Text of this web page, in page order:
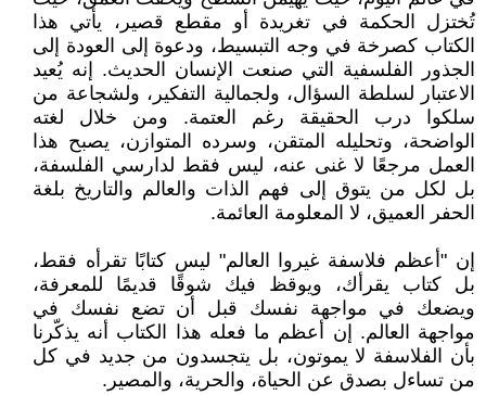
تُختزل الحكمة في تغريدة أو مقطع قصير، يأتي هذا
الكتاب كصرخة في وجه التبسيط، ودعوة إلى العودة إلى
الجذور الفلسفية التي صنعت الإنسان الحديث. إنه يُعيد
الاعتبار لسلطة السؤال، ولجمالية التفكير، ولشجاعة من
سلكوا درب الحقيقة رغم العتمة. ومن خلال لغته
الواضحة، وتحليله المتقن، وسرده المتوازن، يصبح هذا
العمل مرجعًا لا غنى عنه، ليس فقط لدارسي الفلسفة،
بل لكل من يتوق إلى فهم الذات والعالم والتاريخ بلغة
الحفر العميق، لا المعلومة العائمة.
إن "أعظم فلاسفة غيروا العالم" ليس كتابًا تقرأه فقط،
بل كتاب يقرأك، ويوقظ فيك شوقًا قديمًا للمعرفة،
ويضعك في مواجهة نفسك قبل أن تضع نفسك في
مواجهة العالم. إن أعظم ما فعله هذا الكتاب أنه يذكّرنا
بأن الفلاسفة لا يموتون، بل يتجسدون من جديد في كل
من تساءل بصدق عن الحياة، والحرية، والمصير.